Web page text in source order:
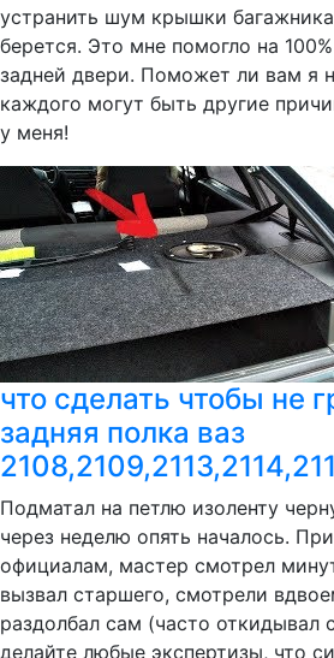
устранить шум крышки
берется. Это мне помогло на
задней двери. Поможет ли вам я
каждого могут быть другие
у меня!
что сделать чтобы не
задняя полка ваз
Подматал на петлю изоленту
через неделю опять началось.
официалам, мастер смотрел
вызвал старшего, смотрели
раздолбал сам (часто откидывал
делайте любые экспертизы, что